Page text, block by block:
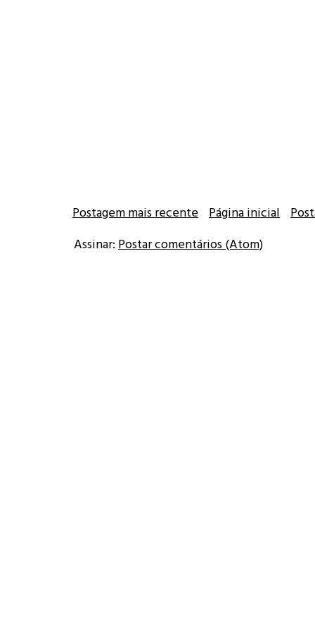
Postagem mais recente Página inicial
Assinar: Postar comentários (Atom)